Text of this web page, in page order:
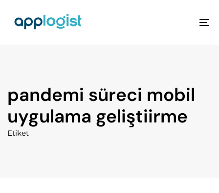
pandemi süreci mobil
uygulama geliştiirme
Etiket